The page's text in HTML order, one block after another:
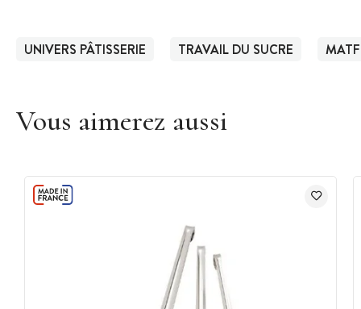
UNIVERS PÂTISSERIE TRAVAIL DU SUCRE
Vous aimerez aussi